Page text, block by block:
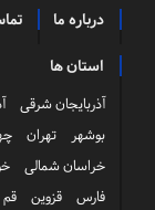
درباره ما
استان ها
آذربایجان شرقی
بوشهر
تهران
خراسان شمالی
فارس
قزوین قم